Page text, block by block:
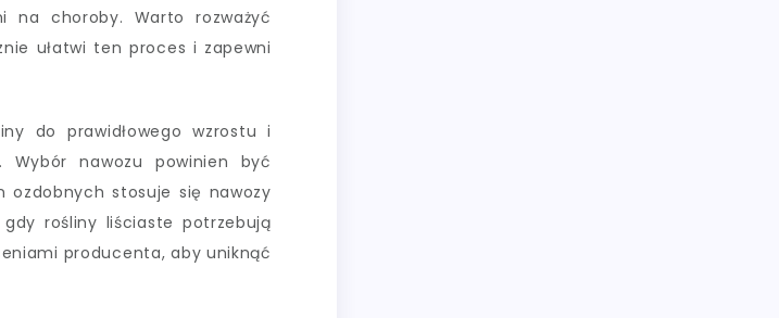
na choroby. Warto rozważyć
ułatwi ten proces i zapewni
do prawidłowego wzrostu i
Wybór nawozu powinien być
ozdobnych stosuje się nawozy
rośliny liściaste potrzebują
producenta, aby uniknąć